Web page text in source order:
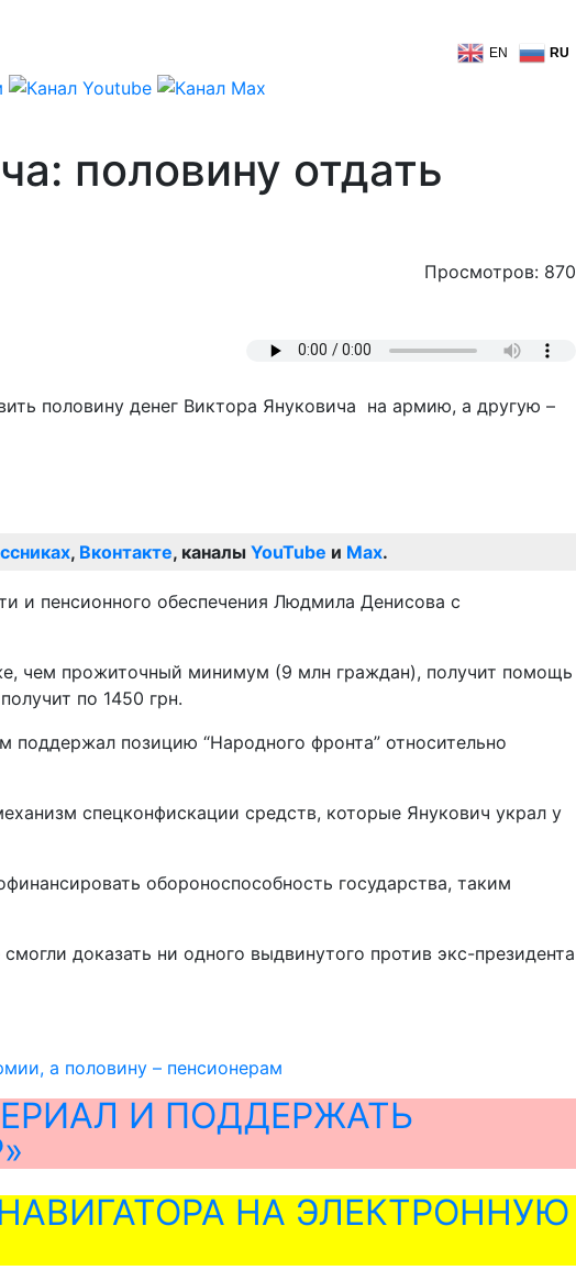
EN RU
половину отдать
Просмотров: 870
половину денег Виктора Януковича на армию, а другую –
, Вконтакте, каналы YouTube и Max.
и пенсионного обеспечения Людмила Денисова с
чем прожиточный минимум (9 млн граждан), получит помощь
по 1450 грн.
позицию “Народного фронта” относительно
спецконфискации средств, которые Янукович украл у
обороноспособность государства, таким
доказать ни одного выдвинутого против экс-президента
а половину – пенсионерам
И ПОДДЕРЖАТЬ
НА ЭЛЕКТРОННУЮ